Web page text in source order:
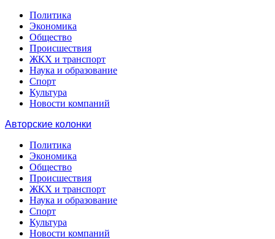
Политика
Экономика
Общество
Происшествия
ЖКХ и транспорт
Наука и образование
Спорт
Культура
Новости компаний
Авторские колонки
Политика
Экономика
Общество
Происшествия
ЖКХ и транспорт
Наука и образование
Спорт
Культура
Новости компаний